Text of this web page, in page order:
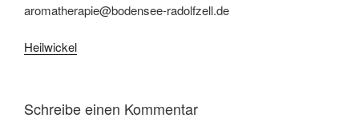
aromatherapie@bodensee-radolfzell.de
Heilwickel
Schreibe einen Kommentar